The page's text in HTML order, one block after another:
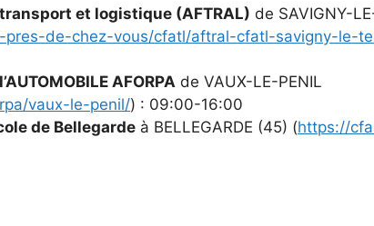
transport et logistique (AFTRAL) de SAVIGNY-
de-chez-vous/cfatl/aftral-cfatl-savigny-le-
AFORPA de VAUX-LE-PENIL
vaux-le-penil/) : 09:00-16:00
de Bellegarde à BELLEGARDE (45) (https://